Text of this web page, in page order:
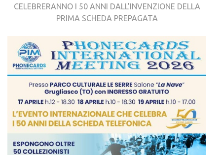
CELEBRERANNO I 50 ANNI DALL’INVENZIONE DELLA
PRIMA SCHEDA PREPAGATA